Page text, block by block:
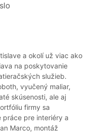
a okolí už viac ako
na poskytovanie
služieb.
vyučený maliar,
skúsenosti, ale aj
firmy sa
práce pre interiéry a
Marco, montáž